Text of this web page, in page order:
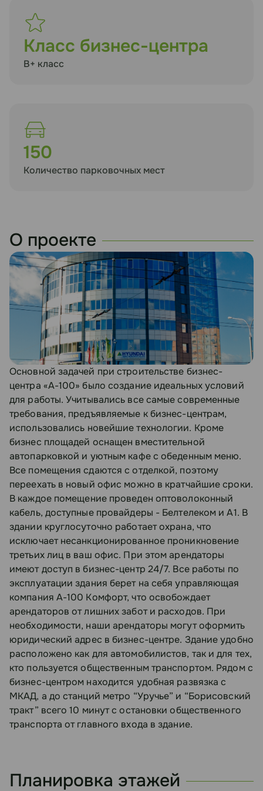
Класс бизнес-центра
B+ класс
150
Количество парковочных мест
О проекте
Основной задачей при строительстве бизнес-
центра «А-100» было создание идеальных условий
для работы. Учитывались все самые современные
требования, предъявляемые к бизнес-центрам,
использовались новейшие технологии. Кроме
бизнес площадей оснащен вместительной
автопарковкой и уютным кафе с обеденным меню.
Все помещения сдаются с отделкой, поэтому
переехать в новый офис можно в кратчайшие сроки.
В каждое помещение проведен оптоволоконный
кабель, доступные провайдеры - Белтелеком и А1. В
здании круглосуточно работает охрана, что
исключает несанкционированное проникновение
третьих лиц в ваш офис. При этом арендаторы
имеют доступ в бизнес-центр 24/7. Все работы по
эксплуатации здания берет на себя управляющая
компания А-100 Комфорт, что освобождает
арендаторов от лишних забот и расходов. При
необходимости, наши арендаторы могут оформить
юридический адрес в бизнес-центре. Здание удобно
расположено как для автомобилистов, так и для тех,
кто пользуется общественным транспортом. Рядом с
бизнес-центром находится удобная развязка с
МКАД, а до станций метро “Уручье” и “Борисовский
тракт” всего 10 минут с остановки общественного
транспорта от главного входа в здание.
Планировка этажей